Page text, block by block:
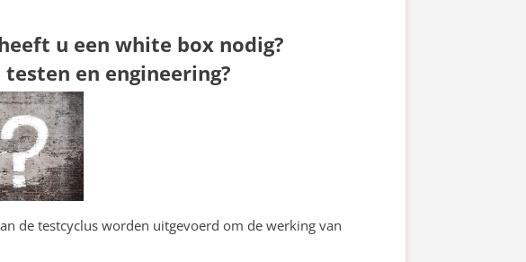
u een white box nodig?
en engineering?
de testcyclus worden uitgevoerd om de werking van